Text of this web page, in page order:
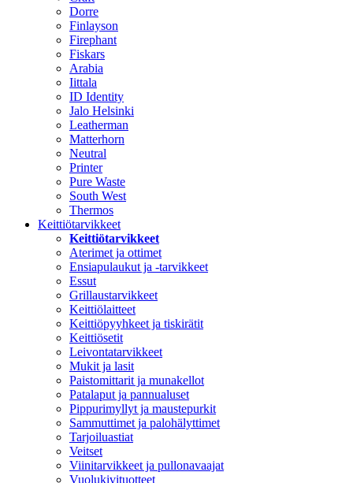
Dorre
Finlayson
Firephant
Fiskars
Arabia
Iittala
ID Identity
Jalo Helsinki
Leatherman
Matterhorn
Neutral
Printer
Pure Waste
South West
Thermos
Keittiötarvikkeet
Keittiötarvikkeet
Aterimet ja ottimet
Ensiapulaukut ja -tarvikkeet
Essut
Grillaustarvikkeet
Keittiölaitteet
Keittiöpyyhkeet ja tiskirätit
Keittiösetit
Leivontatarvikkeet
Mukit ja lasit
Paistomittarit ja munakellot
Patalaput ja pannualuset
Pippurimyllyt ja maustepurkit
Sammuttimet ja palohälyttimet
Tarjoiluastiat
Veitset
Viinitarvikkeet ja pullonavaajat
Vuolukivituotteet